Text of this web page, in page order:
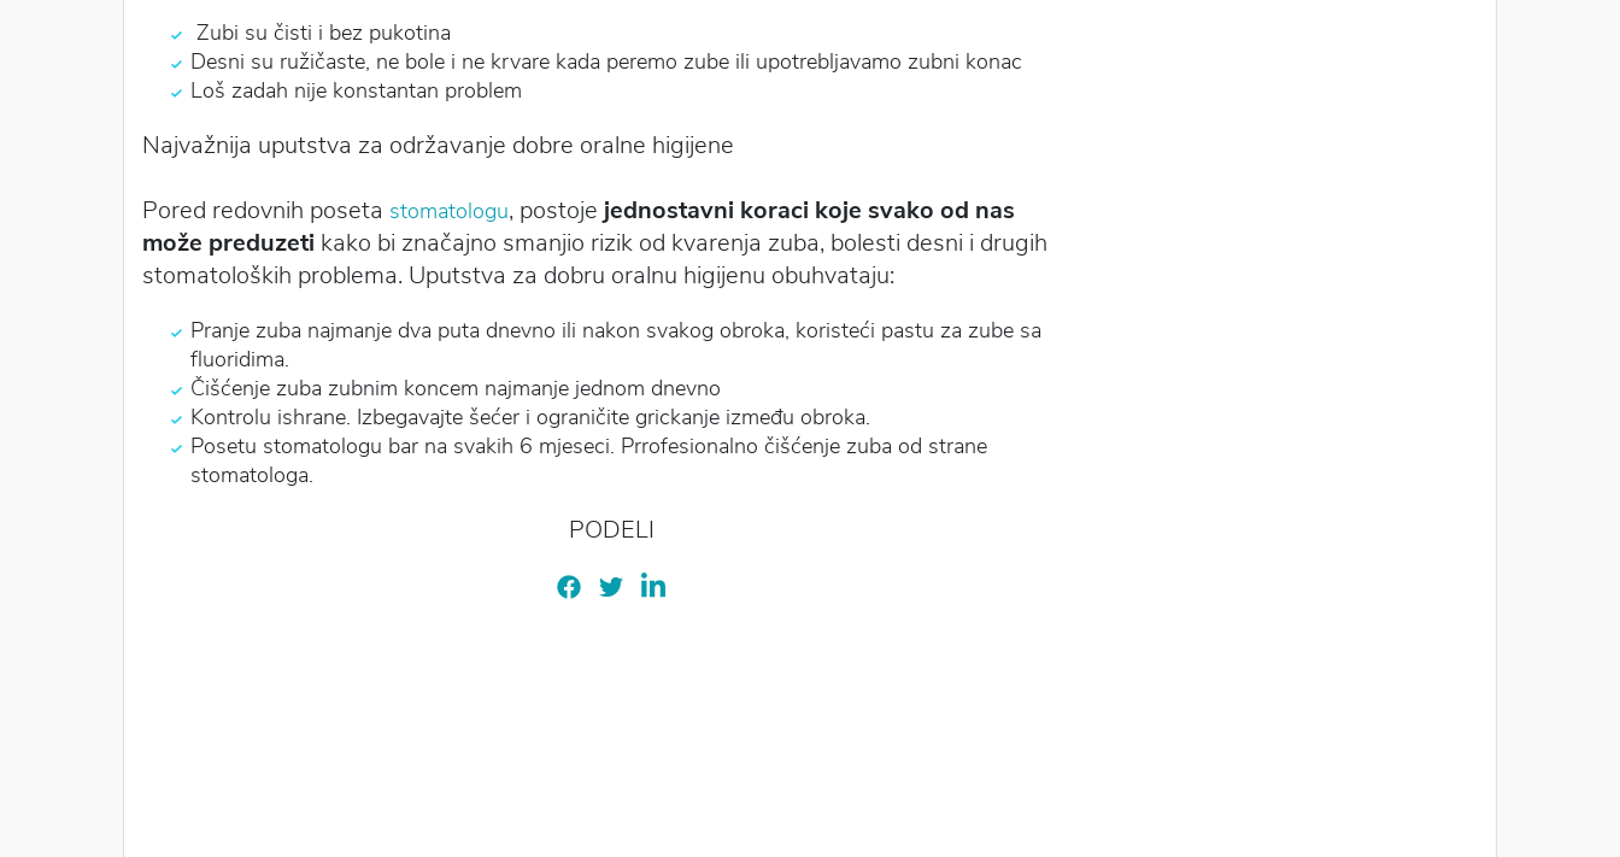
Zubi su čisti i bez pukotina
Desni su ružičaste, ne bole i ne krvare kada peremo zube ili upotrebljavamo zubni konac
Loš zadah nije konstantan problem
Najvažnija uputstva za održavanje dobre oralne higijene
Pored redovnih poseta stomatologu, postoje jednostavni koraci koje svako od nas
može preduzeti kako bi značajno smanjio rizik od kvarenja zuba, bolesti desni i drugih
stomatoloških problema. Uputstva za dobru oralnu higijenu obuhvataju:
Pranje zuba najmanje dva puta dnevno ili nakon svakog obroka, koristeći pastu za zube sa
fluoridima.
Čišćenje zuba zubnim koncem najmanje jednom dnevno
Kontrolu ishrane. Izbegavajte šećer i ograničite grickanje između obroka.
Posetu stomatologu bar na svakih 6 mjeseci. Prrofesionalno čišćenje zuba od strane
stomatologa.
PODELI